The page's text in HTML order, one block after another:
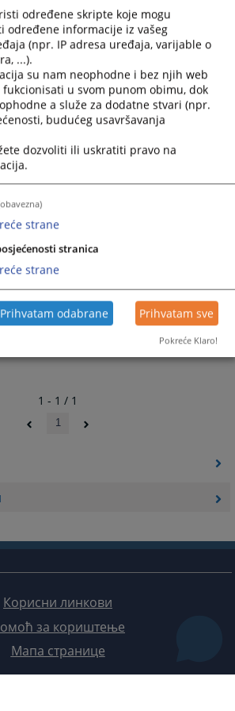
the
calendar
and
select
a
date.
Press
question
mark
to
get
the
shortcuts
for
changing
dates.
1 - 1 / 1
1
Корисни линкови
за кориштење
Мапа странице
određene skripte koje mogu
određene informacije iz vašeg
(npr. IP adresa uređaja, varijable o
...).
su nam neophodne i bez njih web
u svom punom obimu, dok
a služe za dodatne stvari (npr.
budućeg usavršavanja
dozvoliti ili uskratiti pravo na
strane
stranica
strane
Prihvatam odabrane Prihvatam sve
Pokreće Klaro!